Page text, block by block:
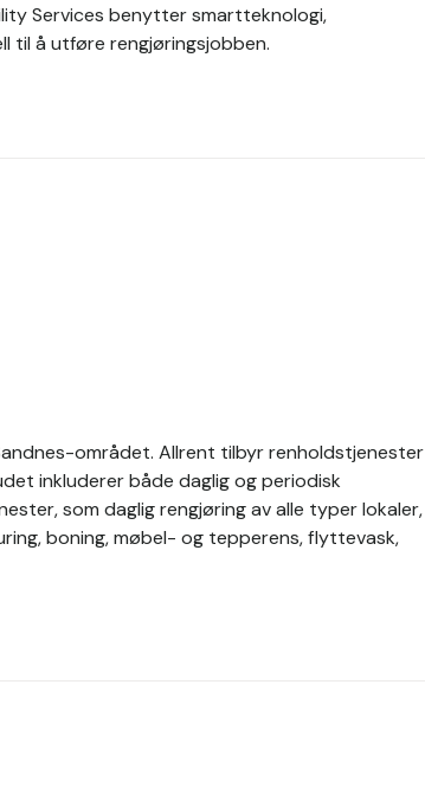
Services benytter smartteknologi,
til å utføre rengjøringsjobben.
området. Allrent tilbyr renholdstjenester
inkluderer både daglig og periodisk
som daglig rengjøring av alle typer lokaler,
boning, møbel- og tepperens, flyttevask,